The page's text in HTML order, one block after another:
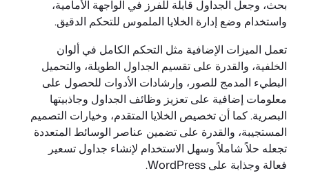
بحث، وجعل الجداول قابلة للفرز في الواجهة الأمامية،
واستخدام وضع إدارة الخلايا الملموس للتحكم الدقيق.
تعمل الميزات الإضافية مثل التحكم الكامل في ألوان
الخلفية، والقدرة على تقسيم الجداول الطويلة، والتحميل
البطيء المدمج للصور، وإرشادات الأدوات للحصول على
معلومات إضافية على تعزيز وظائف الجداول وجاذبيتها
البصرية. كما أن تخصيص الخلايا المتقدم، وخيارات التصميم
المستجيبة، والقدرة على تضمين عناصر الوسائط المتعددة
تجعله حلاً شاملاً وسهل الاستخدام لإنشاء جداول تسعير
فعالة وجذابة على WordPress.